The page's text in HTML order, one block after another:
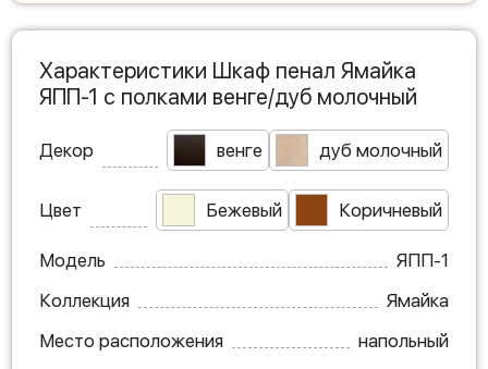
Характеристики Шкаф пенал Ямайка
ЯПП-1 с полками венге/дуб молочный
Декор венге дуб молочный
Цвет Бежевый Коричневый
Модель
ЯПП-1
Коллекция
Ямайка
Место расположения
напольный